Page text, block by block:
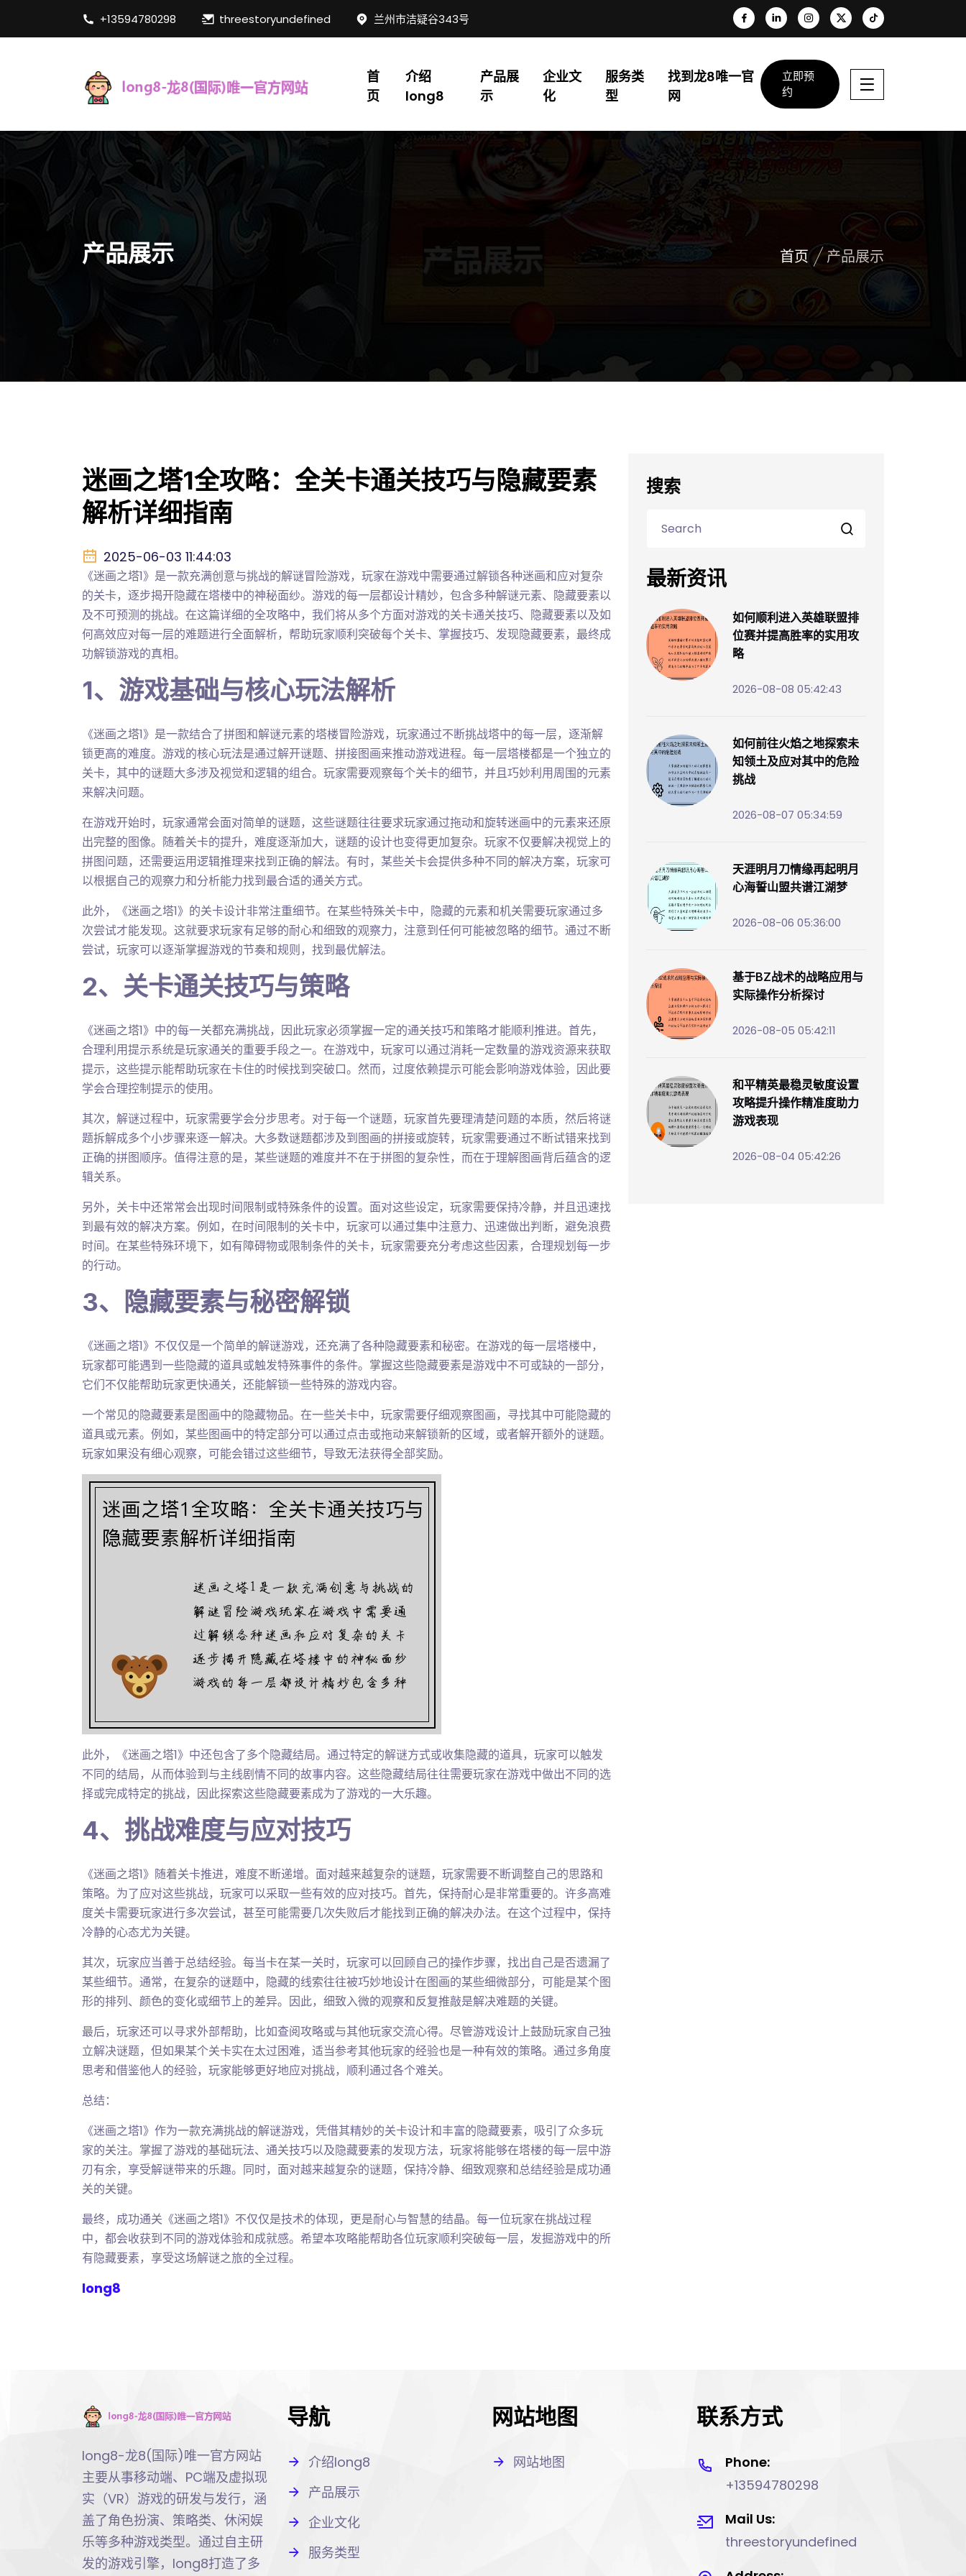
+13594780298 threestoryundefined 兰州市洁疑谷343号
首
页
介绍
long8
产品展
示
企业文
化
服务类
型
找到龙8唯一官
网
立即预
约
产品展示 首页 产品展示
迷画之塔1全攻略：全关卡通关技巧与隐藏要素
解析详细指南
2025-06-03 11:44:03
《迷画之塔1》是一款充满创意与挑战的解谜冒险游戏，玩家在游戏中需要通过解锁各种迷画和应对复杂
的关卡，逐步揭开隐藏在塔楼中的神秘面纱。游戏的每一层都设计精妙，包含多种解谜元素、隐藏要素以
及不可预测的挑战。在这篇详细的全攻略中，我们将从多个方面对游戏的关卡通关技巧、隐藏要素以及如
何高效应对每一层的难题进行全面解析，帮助玩家顺利突破每个关卡、掌握技巧、发现隐藏要素，最终成
功解锁游戏的真相。
1、游戏基础与核心玩法解析
《迷画之塔1》是一款结合了拼图和解谜元素的塔楼冒险游戏，玩家通过不断挑战塔中的每一层，逐渐解
锁更高的难度。游戏的核心玩法是通过解开谜题、拼接图画来推动游戏进程。每一层塔楼都是一个独立的
关卡，其中的谜题大多涉及视觉和逻辑的组合。玩家需要观察每个关卡的细节，并且巧妙利用周围的元素
来解决问题。
在游戏开始时，玩家通常会面对简单的谜题，这些谜题往往要求玩家通过拖动和旋转迷画中的元素来还原
出完整的图像。随着关卡的提升，难度逐渐加大，谜题的设计也变得更加复杂。玩家不仅要解决视觉上的
拼图问题，还需要运用逻辑推理来找到正确的解法。有时，某些关卡会提供多种不同的解决方案，玩家可
以根据自己的观察力和分析能力找到最合适的通关方式。
此外，《迷画之塔1》的关卡设计非常注重细节。在某些特殊关卡中，隐藏的元素和机关需要玩家通过多
次尝试才能发现。这就要求玩家有足够的耐心和细致的观察力，注意到任何可能被忽略的细节。通过不断
尝试，玩家可以逐渐掌握游戏的节奏和规则，找到最优解法。
2、关卡通关技巧与策略
《迷画之塔1》中的每一关都充满挑战，因此玩家必须掌握一定的通关技巧和策略才能顺利推进。首先，
合理利用提示系统是玩家通关的重要手段之一。在游戏中，玩家可以通过消耗一定数量的游戏资源来获取
提示，这些提示能帮助玩家在卡住的时候找到突破口。然而，过度依赖提示可能会影响游戏体验，因此要
学会合理控制提示的使用。
其次，解谜过程中，玩家需要学会分步思考。对于每一个谜题，玩家首先要理清楚问题的本质，然后将谜
题拆解成多个小步骤来逐一解决。大多数谜题都涉及到图画的拼接或旋转，玩家需要通过不断试错来找到
正确的拼图顺序。值得注意的是，某些谜题的难度并不在于拼图的复杂性，而在于理解图画背后蕴含的逻
辑关系。
另外，关卡中还常常会出现时间限制或特殊条件的设置。面对这些设定，玩家需要保持冷静，并且迅速找
到最有效的解决方案。例如，在时间限制的关卡中，玩家可以通过集中注意力、迅速做出判断，避免浪费
时间。在某些特殊环境下，如有障碍物或限制条件的关卡，玩家需要充分考虑这些因素，合理规划每一步
的行动。
3、隐藏要素与秘密解锁
《迷画之塔1》不仅仅是一个简单的解谜游戏，还充满了各种隐藏要素和秘密。在游戏的每一层塔楼中，
玩家都可能遇到一些隐藏的道具或触发特殊事件的条件。掌握这些隐藏要素是游戏中不可或缺的一部分，
它们不仅能帮助玩家更快通关，还能解锁一些特殊的游戏内容。
一个常见的隐藏要素是图画中的隐藏物品。在一些关卡中，玩家需要仔细观察图画，寻找其中可能隐藏的
道具或元素。例如，某些图画中的特定部分可以通过点击或拖动来解锁新的区域，或者解开额外的谜题。
玩家如果没有细心观察，可能会错过这些细节，导致无法获得全部奖励。
此外，《迷画之塔1》中还包含了多个隐藏结局。通过特定的解谜方式或收集隐藏的道具，玩家可以触发
不同的结局，从而体验到与主线剧情不同的故事内容。这些隐藏结局往往需要玩家在游戏中做出不同的选
择或完成特定的挑战，因此探索这些隐藏要素成为了游戏的一大乐趣。
4、挑战难度与应对技巧
《迷画之塔1》随着关卡推进，难度不断递增。面对越来越复杂的谜题，玩家需要不断调整自己的思路和
策略。为了应对这些挑战，玩家可以采取一些有效的应对技巧。首先，保持耐心是非常重要的。许多高难
度关卡需要玩家进行多次尝试，甚至可能需要几次失败后才能找到正确的解决办法。在这个过程中，保持
冷静的心态尤为关键。
其次，玩家应当善于总结经验。每当卡在某一关时，玩家可以回顾自己的操作步骤，找出自己是否遗漏了
某些细节。通常，在复杂的谜题中，隐藏的线索往往被巧妙地设计在图画的某些细微部分，可能是某个图
形的排列、颜色的变化或细节上的差异。因此，细致入微的观察和反复推敲是解决难题的关键。
最后，玩家还可以寻求外部帮助，比如查阅攻略或与其他玩家交流心得。尽管游戏设计上鼓励玩家自己独
立解决谜题，但如果某个关卡实在太过困难，适当参考其他玩家的经验也是一种有效的策略。通过多角度
思考和借鉴他人的经验，玩家能够更好地应对挑战，顺利通过各个难关。
总结：
《迷画之塔1》作为一款充满挑战的解谜游戏，凭借其精妙的关卡设计和丰富的隐藏要素，吸引了众多玩
家的关注。掌握了游戏的基础玩法、通关技巧以及隐藏要素的发现方法，玩家将能够在塔楼的每一层中游
刃有余，享受解谜带来的乐趣。同时，面对越来越复杂的谜题，保持冷静、细致观察和总结经验是成功通
关的关键。
最终，成功通关《迷画之塔1》不仅仅是技术的体现，更是耐心与智慧的结晶。每一位玩家在挑战过程
中，都会收获到不同的游戏体验和成就感。希望本攻略能帮助各位玩家顺利突破每一层，发掘游戏中的所
有隐藏要素，享受这场解谜之旅的全过程。
long8
搜索
最新资讯
如何顺利进入英雄联盟排
位赛并提高胜率的实用攻
略
2026-08-08 05:42:43
如何前往火焰之地探索未
知领土及应对其中的危险
挑战
2026-08-07 05:34:59
天涯明月刀情缘再起明月
心海誓山盟共谱江湖梦
2026-08-06 05:36:00
基于BZ战术的战略应用与
实际操作分析探讨
2026-08-05 05:42:11
和平精英最稳灵敏度设置
攻略提升操作精准度助力
游戏表现
2026-08-04 05:42:26
long8-龙8(国际)唯一官方网站
主要从事移动端、PC端及虚拟现
实（VR）游戏的研发与发行，涵
盖了角色扮演、策略类、休闲娱
乐等多种游戏类型。通过自主研
发的游戏引擎，long8打造了多
导航
介绍long8
产品展示
企业文化
服务类型
网站地图
网站地图
联系方式
Phone:
+13594780298
Mail Us:
threestoryundefined